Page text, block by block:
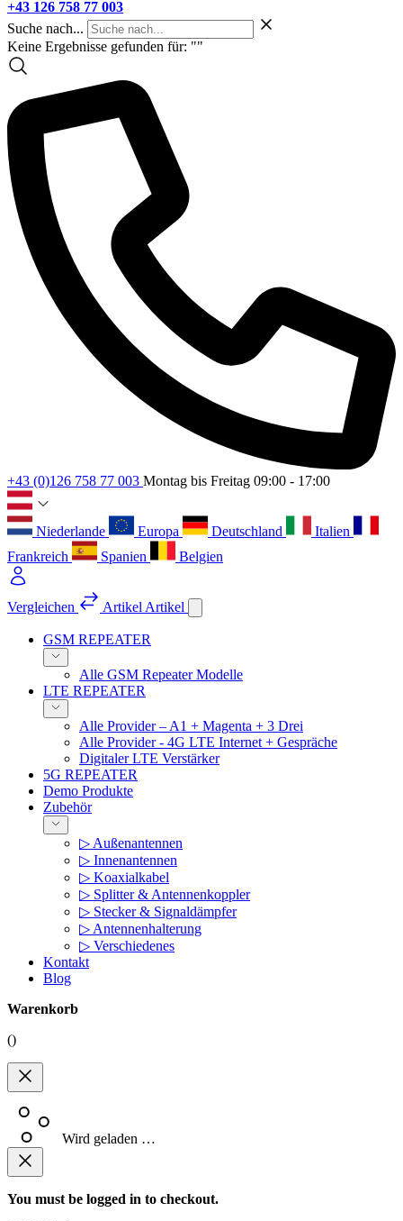
+43 126 758 77 003
Suche nach...
Keine Ergebnisse gefunden für: ""
+43 (0)126 758 77 003 Montag bis Freitag 09:00 - 17:00
Niederlande Europa Deutschland
Italien
Frankreich
Spanien Belgien
Vergleichen Artikel Artikel
GSM REPEATER
Alle GSM Repeater Modelle
LTE REPEATER
Alle Provider – A1 + Magenta + 3 Drei
Alle Provider - 4G LTE Internet + Gespräche
Digitaler LTE Verstärker
5G REPEATER
Demo Produkte
Zubehör
▷ Außenantennen
▷ Innenantennen
▷ Koaxialkabel
▷ Splitter & Antennenkoppler
▷ Stecker & Signaldämpfer
▷ Antennenhalterung
▷ Verschiedenes
Kontakt
Blog
Warenkorb
()
Wird geladen …
You must be logged in to checkout.